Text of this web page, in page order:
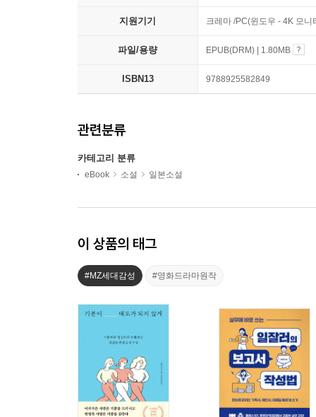
지원기기 크레마 /PC(윈도우 - 4K 모
파일/용량 EPUB(DRM) | 1.80MB
ISBN13 9788925582849
관련분류
카테고리 분류
eBook 소설 일본소설
이 상품의 태그
#MZ세대감성 #영화드라마원작